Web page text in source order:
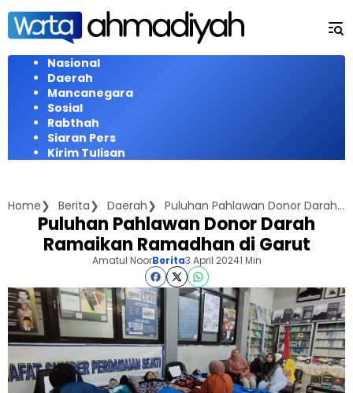
Langsung
konten
Nasional
Daerah
Mancanegara
Sosial
Rabthah
Siaran Pers
Kirim Tulisan
Home Berita Daerah Puluhan Pahlawan Donor Darah Ramaikan Ramadhan di Garut
Puluhan Pahlawan Donor Darah
Ramaikan Ramadhan di Garut
Amatul NoorBerita3 April 20241 Min